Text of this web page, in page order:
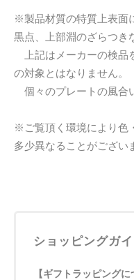
※製品材質の特質上表面
黒点、上部淵のざらつき
上記はメーカーの検品
の対象とはなりません。
個々のプレートの風合
※ご覧頂く環境により色
多少異なることがござい
ショッピングガ
【ギフトラッピングに